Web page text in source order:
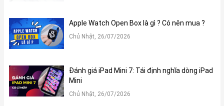
Về vi xử lý, chip Apple M4 đã được nâng cấp mạnh mẽ với các
tính năng AI. Sử dụng công nghệ tiến trình 3 nm, chip Apple M4
đã được cải thiện để xử lý các tác vụ nặng và tiết kiệm năng
Apple Watch Open Box là gì ? Có nên mua ?
Chủ Nhật, 26/07/2026
Đánh giá iPad Mini 7: Tái định nghĩa dòng iPad
Mini
Chủ Nhật, 26/07/2026